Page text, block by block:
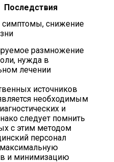
Последствия
симптомы, снижение
размножение
нужда в
лечении
источников
необходимым
и
следует помнить
с этим методом
персонал
и минимизацию